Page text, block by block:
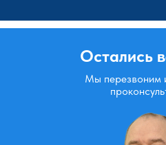
Остались
Мы перезвоним